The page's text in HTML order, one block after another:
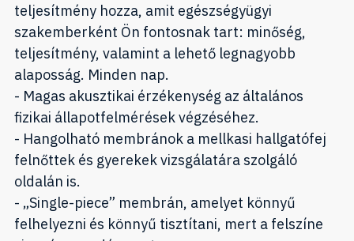
teljesítmény hozza, amit egészségyügyi
szakemberként Ön fontosnak tart: minőség,
teljesítmény, valamint a lehető legnagyobb
alaposság. Minden nap.
- Magas akusztikai érzékenység az általános
fizikai állapotfelmérések végzéséhez.
- Hangolható membránok a mellkasi hallgatófej
felnőttek és gyerekek vizsgálatára szolgáló
oldalán is.
- „Single-piece” membrán, amelyet könnyű
felhelyezni és könnyű tisztítani, mert a felszíne